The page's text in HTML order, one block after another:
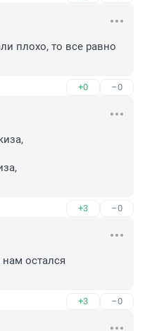
плохо, то все равно
+0 –0
+3 –0
остался
+3 –0